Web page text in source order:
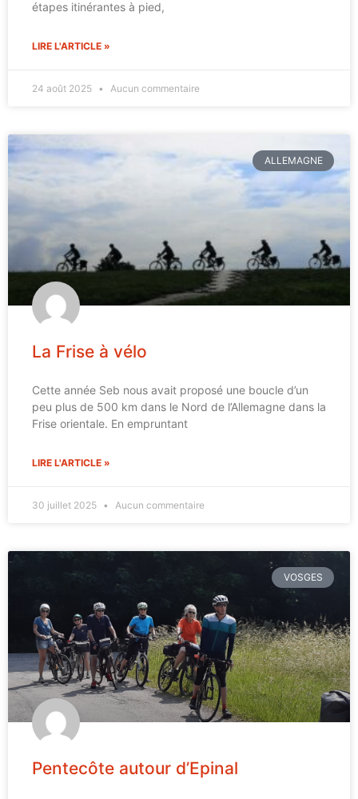
étapes itinérantes à pied,
LIRE L'ARTICLE »
24 août 2025 Aucun commentaire
ALLEMAGNE
La Frise à vélo
Cette année Seb nous avait proposé une boucle d’un
peu plus de 500 km dans le Nord de l’Allemagne dans la
Frise orientale. En empruntant
LIRE L'ARTICLE »
30 juillet 2025 Aucun commentaire
VOSGES
Pentecôte autour d’Epinal